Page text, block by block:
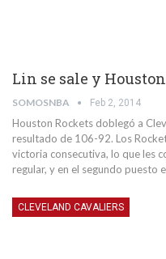
Lin se sale y
SOMOSNBA Feb 2, 2014
Houston Rockets doblegó a
resultado de 106-92. Los
victoria consecutiva, lo que les
regular, y en el segundo puesto
CLEVELAND CAVALIERS